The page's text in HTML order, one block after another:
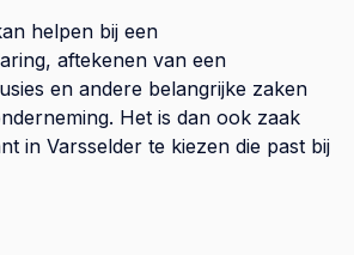
helpen bij een
aftekenen van een
en andere belangrijke zaken
Het is dan ook zaak
in Varsselder te kiezen die past bij